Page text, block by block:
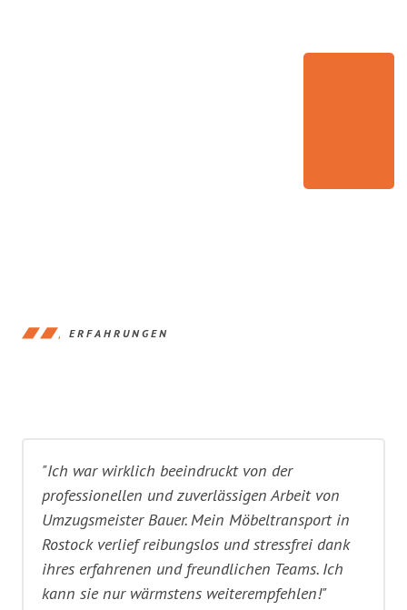
ERFAHRUNGEN
"Ich war wirklich beeindruckt von der
professionellen und zuverlässigen Arbeit von
Umzugsmeister Bauer. Mein Möbeltransport in
Rostock verlief reibungslos und stressfrei dank
ihres erfahrenen und freundlichen Teams. Ich
kann sie nur wärmstens weiterempfehlen!"